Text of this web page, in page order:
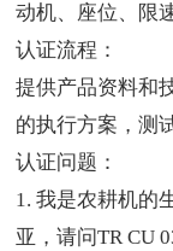
动机、座位、限
认证流程：
提供产品资料和
的执行方案，测
认证问题：
1. 我是农耕机的
亚，请问TR CU